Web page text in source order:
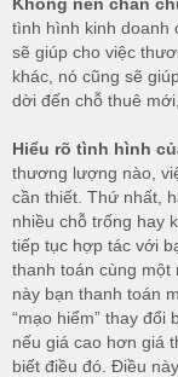
tình hình kinh doanh
sẽ giúp cho việc
khác, nó cũng sẽ
dời đến chỗ thuê
Hiểu rõ tình hình
thương lượng nào,
cần thiết. Thứ nhất,
nhiều chỗ trống hay
tiếp tục hợp tác với
thanh toán cùng một
này bạn thanh toán
“mạo hiểm” thay
nếu giá cao hơn giá
biết điều đó. Điều